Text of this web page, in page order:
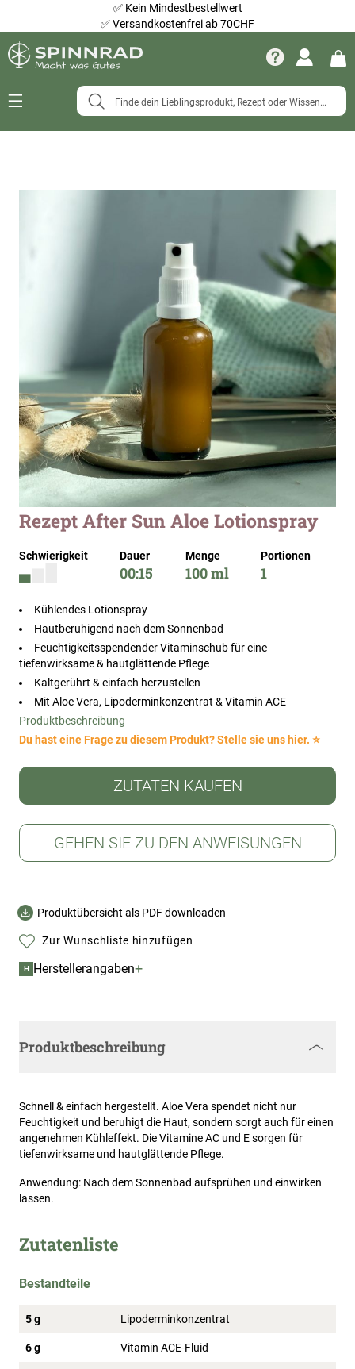
✅ Kein Mindestbestellwert
✅Versandkostenfrei ab 70CHF
Navigation
Zum
Anfang
Bildergalerie
springen
Rezept After Sun Aloe Lotionspray
Schwierigkeit Dauer
00:15
Menge
100 ml
Portionen
1
Kühlendes Lotionspray
Hautberuhigend nach dem Sonnenbad
Feuchtigkeitsspendender Vitaminschub für eine
tiefenwirksame & hautglättende Pflege
Kaltgerührt & einfach herzustellen
Mit Aloe Vera, Lipoderminkonzentrat & Vitamin ACE
Produktbeschreibung
Du hast eine Frage zu diesem Produkt? Stelle sie uns hier. ⭐
ZUTATEN KAUFEN
GEHEN SIE ZU DEN ANWEISUNGEN
Produktübersicht als PDF downloaden
Zur Wunschliste hinzufügen
H Herstellerangaben+
Produktbeschreibung
Schnell & einfach hergestellt. Aloe Vera spendet nicht nur
Feuchtigkeit und beruhigt die Haut, sondern sorgt auch für einen
angenehmen Kühleffekt. Die Vitamine AC und E sorgen für
tiefenwirksame und hautglättende Pflege.
Anwendung: Nach dem Sonnenbad aufsprühen und einwirken
lassen.
Zutatenliste
Bestandteile
5 g Lipoderminkonzentrat
6 g Vitamin ACE-Fluid